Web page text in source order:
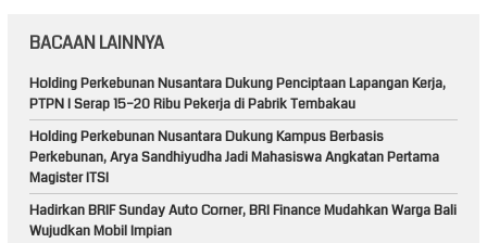
BACAAN LAINNYA
Holding Perkebunan Nusantara Dukung Penciptaan Lapangan Kerja,
PTPN I Serap 15–20 Ribu Pekerja di Pabrik Tembakau
Holding Perkebunan Nusantara Dukung Kampus Berbasis
Perkebunan, Arya Sandhiyudha Jadi Mahasiswa Angkatan Pertama
Magister ITSI
Hadirkan BRIF Sunday Auto Corner, BRI Finance Mudahkan Warga Bali
Wujudkan Mobil Impian